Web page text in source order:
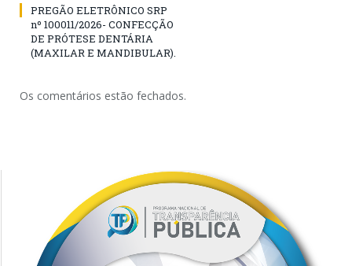
PREGÃO ELETRÔNICO SRP
nº 100011/2026- CONFECÇÃO
DE PRÓTESE DENTÁRIA
(MAXILAR E MANDIBULAR).
Os comentários estão fechados.